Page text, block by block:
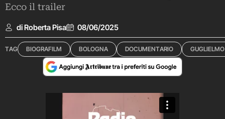
Ecco il trailer
di Roberta Pisa 08/06/2025
TAG BIOGRAFILM BOLOGNA DOCUMENTARIO